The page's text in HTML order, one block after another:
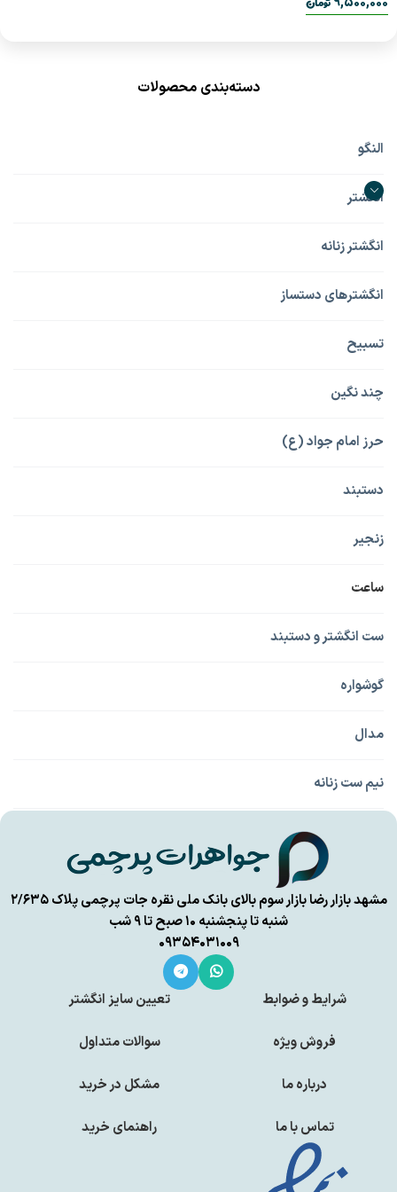
دسته‌بندی محصولات
النگو
انگشتر
انگشتر زنانه
انگشترهای دستساز
تسبیح
چند نگین
حرز امام جواد (ع)
دستبند
زنجیر
ساعت
ست انگشتر و دستبند
گوشواره
مدال
نیم ست زنانه
مشهد بازار رضا بازار سوم بالای بانک ملی نقره جات پرچمی پلاک ۲/۶۳۵
شنبه تا پنجشنبه ۱۰ صبح تا ۹ شب
۰۹۳۵۴۰۳۱۰۰۹
شرایط و ضوابط
فروش ویژه
درباره ما
تماس با ما
تعیین سایز انگشتر
سوالات متداول
مشکل در خرید
راهنمای خرید